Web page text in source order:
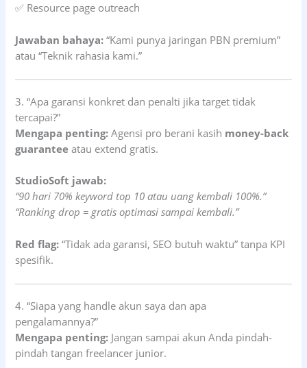
✅ Resource page outreach
Jawaban bahaya: “Kami punya jaringan PBN premium”
atau “Teknik rahasia kami.”
3. “Apa garansi konkret dan penalti jika target tidak
tercapai?”
Mengapa penting: Agensi pro berani kasih money-back
guarantee atau extend gratis.
StudioSoft jawab:
“90 hari 70% keyword top 10 atau uang kembali 100%.”
“Ranking drop = gratis optimasi sampai kembali.”
Red flag: “Tidak ada garansi, SEO butuh waktu” tanpa KPI
spesifik.
4. “Siapa yang handle akun saya dan apa
pengalamannya?”
Mengapa penting: Jangan sampai akun Anda pindah-
pindah tangan freelancer junior.